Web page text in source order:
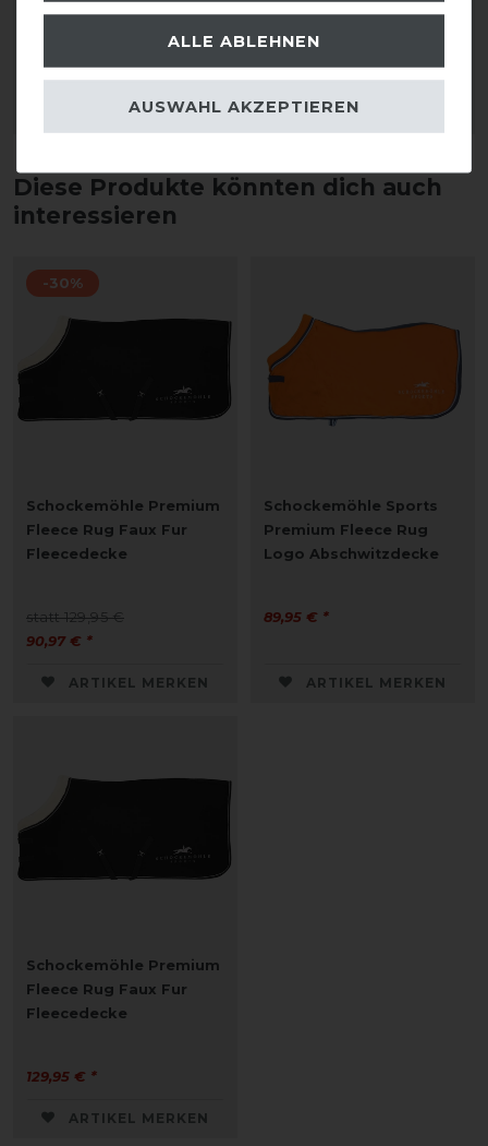
23,96 € *
ARTIKEL MERKEN
29,95 € *
ARTIKEL MERKEN
Diese Produkte könnten dich auch
interessieren
-30%
Schockemöhle Premium
Fleece Rug Faux Fur
Fleecedecke
statt 129,95 €
90,97 € *
ARTIKEL MERKEN
Schockemöhle Sports
Premium Fleece Rug
Logo Abschwitzdecke
89,95 € *
ARTIKEL MERKEN
Schockemöhle Premium
Fleece Rug Faux Fur
Fleecedecke
129,95 € *
ARTIKEL MERKEN
ALLE ABLEHNEN
AUSWAHL AKZEPTIEREN